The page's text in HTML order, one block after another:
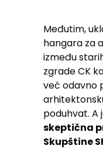
Međutim,
hangara za
između
zgrade CK
već odavno
poduhvat. A
skeptična
Skupštine